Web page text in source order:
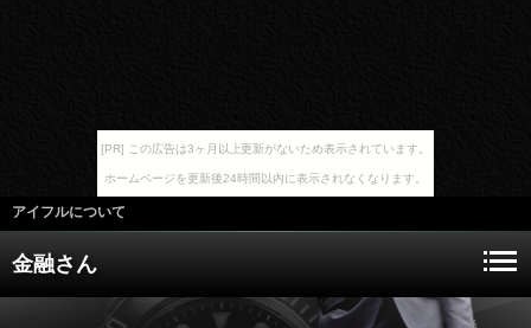
[PR] この広告は3ヶ月以上更新がないため表示されています。
ホームページを更新後24時間以内に表示されなくなります。
アイフルについて
金融さん